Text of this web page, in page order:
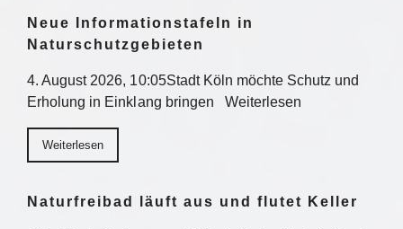
Neue Informationstafeln in
Naturschutzgebieten
4. August 2026, 10:05Stadt Köln möchte Schutz und
Erholung in Einklang bringen Weiterlesen
Weiterlesen
Naturfreibad läuft aus und flutet Keller